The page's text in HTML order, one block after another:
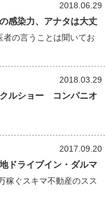
2018.06.29
感染力、アナタは大丈
者の言うことは聞いてお
2018.03.29
ルショー コンパニオ
2017.09.20
ドライブイン・ダルマ
稼ぐスキマ不動産のスス